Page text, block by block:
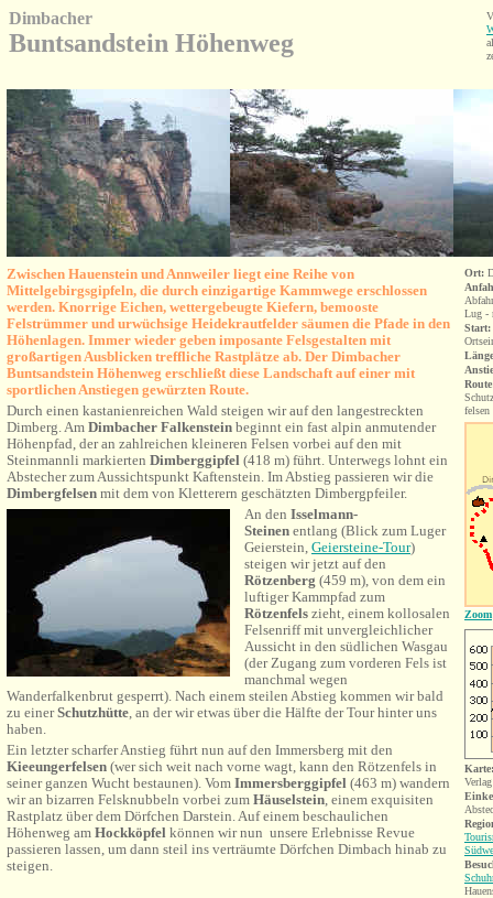
Dimbacher
Buntsandstein Höhenweg
Zwischen Hauenstein und Annweiler liegt eine Reihe von
Mittelgebirgsgipfeln, die durch einzigartige Kammwege erschlossen
werden. Knorrige Eichen, wettergebeugte Kiefern, bemooste
Felstrümmer und urwüchsige Heidekrautfelder säumen die Pfade in den
Höhenlagen. Immer wieder geben imposante Felsgestalten mit
großartigen Ausblicken treffliche Rastplätze ab. Der Dimbacher
Buntsandstein Höhenweg erschließt diese Landschaft auf einer mit
sportlichen Anstiegen gewürzten Route.
Durch einen kastanienreichen Wald steigen wir auf den langestreckten
Dimberg. Am Dimbacher Falkenstein beginnt ein fast alpin anmutender
Höhenpfad, der an zahlreichen kleineren Felsen vorbei auf den mit
Steinmannli markierten Dimberggipfel (418 m) führt. Unterwegs lohnt ein
Abstecher zum Aussichtspunkt Kaftenstein. Im Abstieg passieren wir die
Dimbergfelsen mit dem von Kletterern geschätzten Dimbergpfeiler.
An den Isselmann-
Steinen entlang (Blick zum Luger
Geierstein, Geiersteine-Tour)
steigen wir jetzt auf den
Rötzenberg (459 m), von dem ein
luftiger Kammpfad zum
Rötzenfels zieht, einem kollosalen
Felsenriff mit unvergleichlicher
Aussicht in den südlichen Wasgau
(der Zugang zum vorderen Fels ist
manchmal wegen
Wanderfalkenbrut gesperrt). Nach einem steilen Abstieg kommen wir bald
zu einerSchutzhütte, an der wir etwas über die Hälfte der Tour hinter uns
haben.
Ein letzter scharfer Anstieg führt nun auf den Immersberg mit den
Kieeungerfelsen (wer sich weit nach vorne wagt, kann den Rötzenfels in
seiner ganzen Wucht bestaunen). Vom Immersberggipfel (463 m) wandern
wir an bizarren Felsknubbeln vorbei zum Häuselstein, einem exquisiten
Rastplatz über dem Dörfchen Darstein. Auf einem beschaulichen
Höhenweg am Hockköpfel können wir nun unsere Erlebnisse Revue
passieren lassen, um dann steil ins verträumte Dörfchen Dimbach hinab zu
steigen.
Ort:
Lug -
Start:
felsen
Zoom